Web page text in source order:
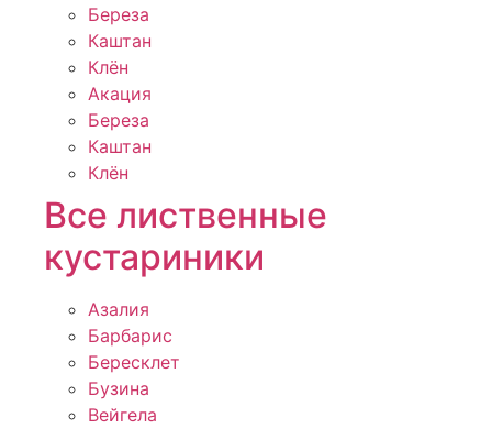
Береза
Каштан
Клён
Акация
Береза
Каштан
Клён
Все лиственные
кустариники
Азалия
Барбарис
Бересклет
Бузина
Вейгела